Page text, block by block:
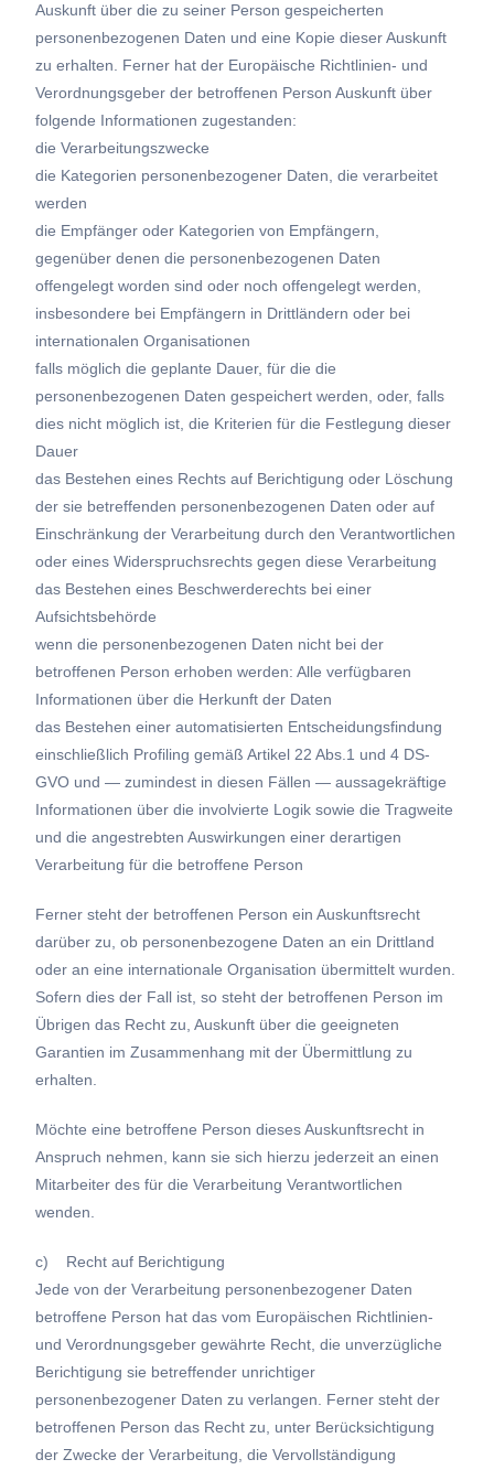
Auskunft über die zu seiner Person gespeicherten
personenbezogenen Daten und eine Kopie dieser Auskunft
zu erhalten. Ferner hat der Europäische Richtlinien- und
Verordnungsgeber der betroffenen Person Auskunft über
folgende Informationen zugestanden:
die Verarbeitungszwecke
die Kategorien personenbezogener Daten, die verarbeitet
werden
die Empfänger oder Kategorien von Empfängern,
gegenüber denen die personenbezogenen Daten
offengelegt worden sind oder noch offengelegt werden,
insbesondere bei Empfängern in Drittländern oder bei
internationalen Organisationen
falls möglich die geplante Dauer, für die die
personenbezogenen Daten gespeichert werden, oder, falls
dies nicht möglich ist, die Kriterien für die Festlegung dieser
Dauer
das Bestehen eines Rechts auf Berichtigung oder Löschung
der sie betreffenden personenbezogenen Daten oder auf
Einschränkung der Verarbeitung durch den Verantwortlichen
oder eines Widerspruchsrechts gegen diese Verarbeitung
das Bestehen eines Beschwerderechts bei einer
Aufsichtsbehörde
wenn die personenbezogenen Daten nicht bei der
betroffenen Person erhoben werden: Alle verfügbaren
Informationen über die Herkunft der Daten
das Bestehen einer automatisierten Entscheidungsfindung
einschließlich Profiling gemäß Artikel 22 Abs.1 und 4 DS-
GVO und — zumindest in diesen Fällen — aussagekräftige
Informationen über die involvierte Logik sowie die Tragweite
und die angestrebten Auswirkungen einer derartigen
Verarbeitung für die betroffene Person
Ferner steht der betroffenen Person ein Auskunftsrecht
darüber zu, ob personenbezogene Daten an ein Drittland
oder an eine internationale Organisation übermittelt wurden.
Sofern dies der Fall ist, so steht der betroffenen Person im
Übrigen das Recht zu, Auskunft über die geeigneten
Garantien im Zusammenhang mit der Übermittlung zu
erhalten.
Möchte eine betroffene Person dieses Auskunftsrecht in
Anspruch nehmen, kann sie sich hierzu jederzeit an einen
Mitarbeiter des für die Verarbeitung Verantwortlichen
wenden.
c) Recht auf Berichtigung
Jede von der Verarbeitung personenbezogener Daten
betroffene Person hat das vom Europäischen Richtlinien-
und Verordnungsgeber gewährte Recht, die unverzügliche
Berichtigung sie betreffender unrichtiger
personenbezogener Daten zu verlangen. Ferner steht der
betroffenen Person das Recht zu, unter Berücksichtigung
der Zwecke der Verarbeitung, die Vervollständigung